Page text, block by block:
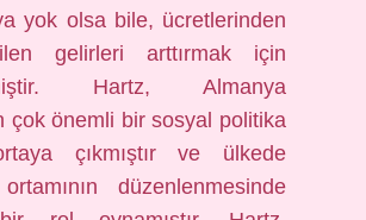
yok olsa bile, ücretlerinden
gelirleri arttırmak için
Hartz, Almanya
çok önemli bir sosyal politika
çıkmıştır ve ülkede
düzenlenmesinde